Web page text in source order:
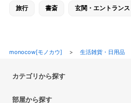
旅行 書斎 玄関・エントランス
monocow[モノカウ] > 生活雑貨・日用品
カテゴリから探す
部屋から探す